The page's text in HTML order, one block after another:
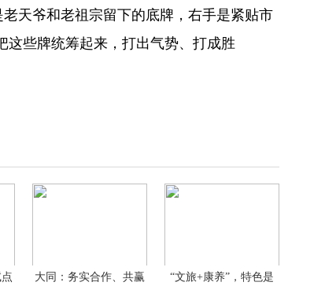
天爷和老祖宗留下的底牌，右手是紧贴市
这些牌统筹起来，打出气势、打成胜
大同：务实合作、共赢
“文旅+康养”，特色是